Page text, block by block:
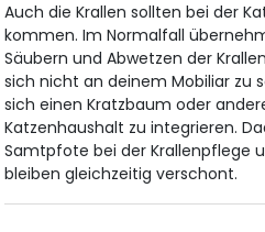
Auch die Krallen sollten bei der
kommen. Im Normalfall
Säubern und Abwetzen der
sich nicht an deinem Mobiliar
sich einen Kratzbaum oder
Katzenhaushalt zu integrieren.
Samtpfote bei der Krallenpflege
bleiben gleichzeitig verschont.